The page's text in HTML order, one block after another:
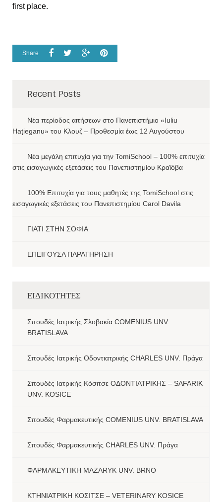
first place.
Share
Recent Posts
Νέα περίοδος αιτήσεων στο Πανεπιστήμιο «Iuliu
Hațieganu» του Κλουζ – Προθεσμία έως 12 Αυγούστου
Νέα μεγάλη επιτυχία για την TomiSchool – 100% επιτυχία
στις εισαγωγικές εξετάσεις του Πανεπιστημίου Κραϊόβα
100% Επιτυχία για τους μαθητές της TomiSchool στις
εισαγωγικές εξετάσεις του Πανεπιστημίου Carol Davila
ΓΙΑΤΙ ΣΤΗΝ ΣΟΦΙΑ
ΕΠΕΙΓΟΥΣΑ ΠΑΡΑΤΗΡΗΣΗ
ΕΙΔΙΚΟΤΗΤΕΣ
Σπουδές Ιατρικής Σλοβακία COMENIUS UNV.
BRATISLAVA
Σπουδές Ιατρικής Οδοντιατρικής CHARLES UNV. Πράγα
Σπουδές Ιατρικής Κόσιτσε ΟΔΟΝΤΙΑΤΡΙΚΗΣ – SAFARIK
UNV. KOSICE
Σπουδές Φαρμακευτικής COMENIUS UNV. BRATISLAVA
Σπουδές Φαρμακευτικής CHARLES UNV. Πράγα
ΦΑΡΜΑΚΕΥΤΙΚΗ MAZARYK UNV. BRNO
ΚΤΗΝΙΑΤΡΙΚΗ ΚΟΣΙΤΣΕ – VETERINARY KOSICE